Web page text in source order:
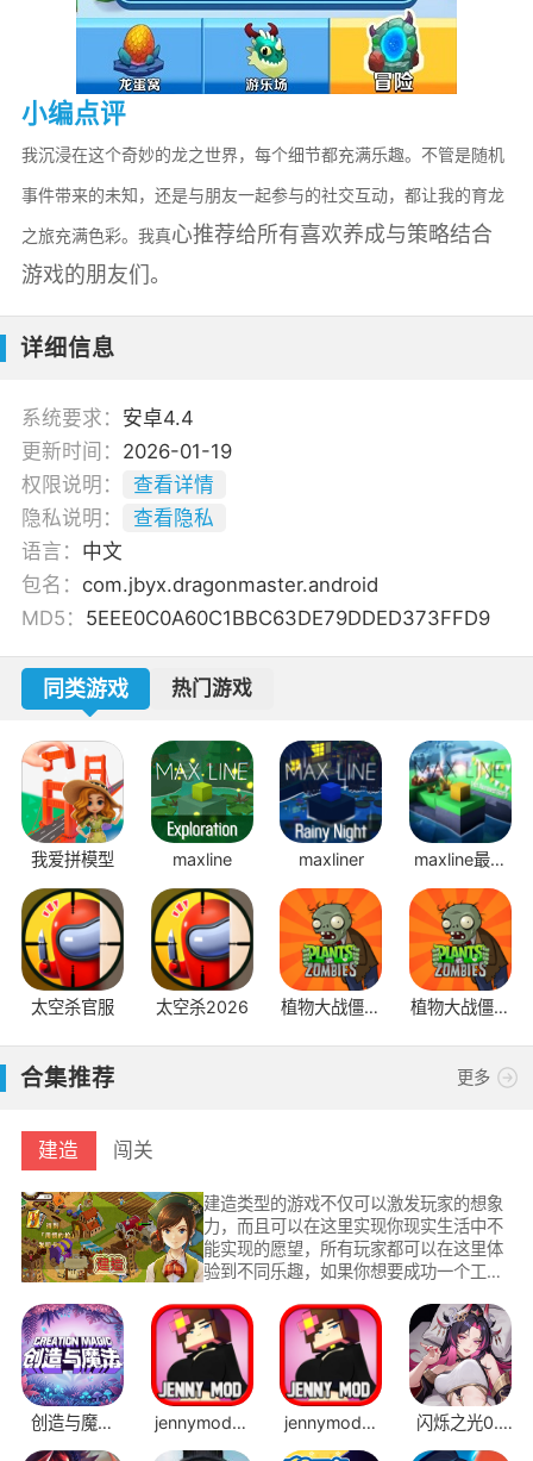
小编点评
我沉浸在这个奇妙的龙之世界，每个细节都充满乐趣。不管是随机
事件带来的未知，还是与朋友一起参与的社交互动，都让我的育龙
之旅充满色彩。我真心推荐给所有喜欢养成与策略结合
游戏的朋友们。
详细信息
系统要求： 安卓4.4
更新时间： 2026-01-19
权限说明：
查看详情
隐私说明：
查看隐私
语言： 中文
包名： com.jbyx.dragonmaster.android
MD5： 5EEE0C0A60C1BBC63DE79DDED373FFD9
同类游戏 热门游戏
我爱拼模型 maxline maxliner
maxline最新
版本
太空杀官服 太空杀2026
植物大战僵尸
植物大战僵尸
合集推荐 更多
建造 闯关
建造类型的游戏不仅可以激发玩家的想象
力，而且可以在这里实现你现实生活中不
能实现的愿望，所有玩家都可以在这里体
验到不同乐趣，如果你想要成功一个工程
以在建造类游戏中，实现你所有的愿望。
创造与魔法
4399版
jennymod模
组JAVA版
jennymod模
组手机版
闪烁之光0.1
折